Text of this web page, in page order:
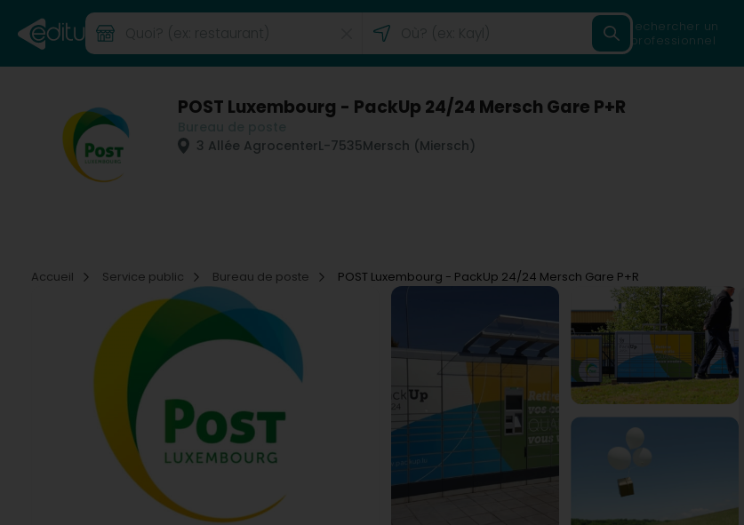
Rechercher un
professionnel
POST Luxembourg - PackUp 24/24 Mersch Gare P+R
3 Allée AgrocenterL-7535Mersch (Miersch)
Accueil Service public Bureau de poste POST Luxembourg - PackUp 24/24 Mersch Gare P+R